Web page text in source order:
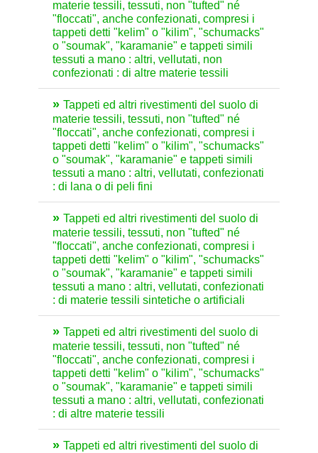
materie tessili, tessuti, non "tufted" né
"floccati", anche confezionati, compresi i
tappeti detti "kelim" o "kilim", "schumacks"
o "soumak", "karamanie" e tappeti simili
tessuti a mano : altri, vellutati, non
confezionati : di altre materie tessili
Tappeti ed altri rivestimenti del suolo di
materie tessili, tessuti, non "tufted" né
"floccati", anche confezionati, compresi i
tappeti detti "kelim" o "kilim", "schumacks"
o "soumak", "karamanie" e tappeti simili
tessuti a mano : altri, vellutati, confezionati
: di lana o di peli fini
Tappeti ed altri rivestimenti del suolo di
materie tessili, tessuti, non "tufted" né
"floccati", anche confezionati, compresi i
tappeti detti "kelim" o "kilim", "schumacks"
o "soumak", "karamanie" e tappeti simili
tessuti a mano : altri, vellutati, confezionati
: di materie tessili sintetiche o artificiali
Tappeti ed altri rivestimenti del suolo di
materie tessili, tessuti, non "tufted" né
"floccati", anche confezionati, compresi i
tappeti detti "kelim" o "kilim", "schumacks"
o "soumak", "karamanie" e tappeti simili
tessuti a mano : altri, vellutati, confezionati
: di altre materie tessili
Tappeti ed altri rivestimenti del suolo di